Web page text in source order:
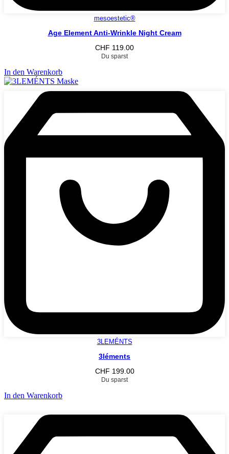
mesoestetic®
Age Element Anti-Wrinkle Night Cream
CHF 119.00
Du sparst
In den Warenkorb
3LEMÉNTS
3léments
CHF 199.00
Du sparst
In den Warenkorb